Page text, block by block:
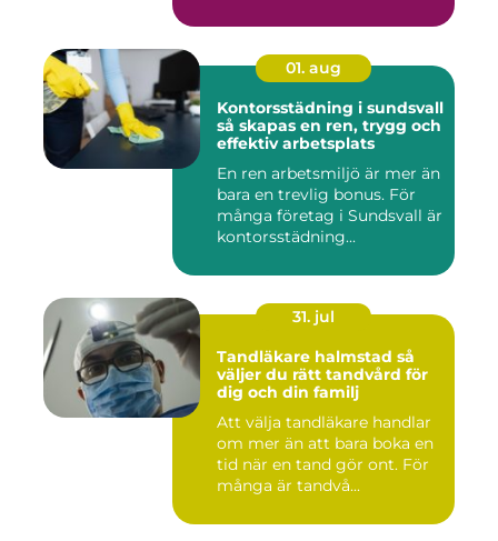
01. aug
Kontorsstädning i sundsvall
så skapas en ren, trygg och
effektiv arbetsplats
En ren arbetsmiljö är mer än
bara en trevlig bonus. För
många företag i Sundsvall är
kontorsstädning...
31. jul
Tandläkare halmstad så
väljer du rätt tandvård för
dig och din familj
Att välja tandläkare handlar
om mer än att bara boka en
tid när en tand gör ont. För
många är tandvå...